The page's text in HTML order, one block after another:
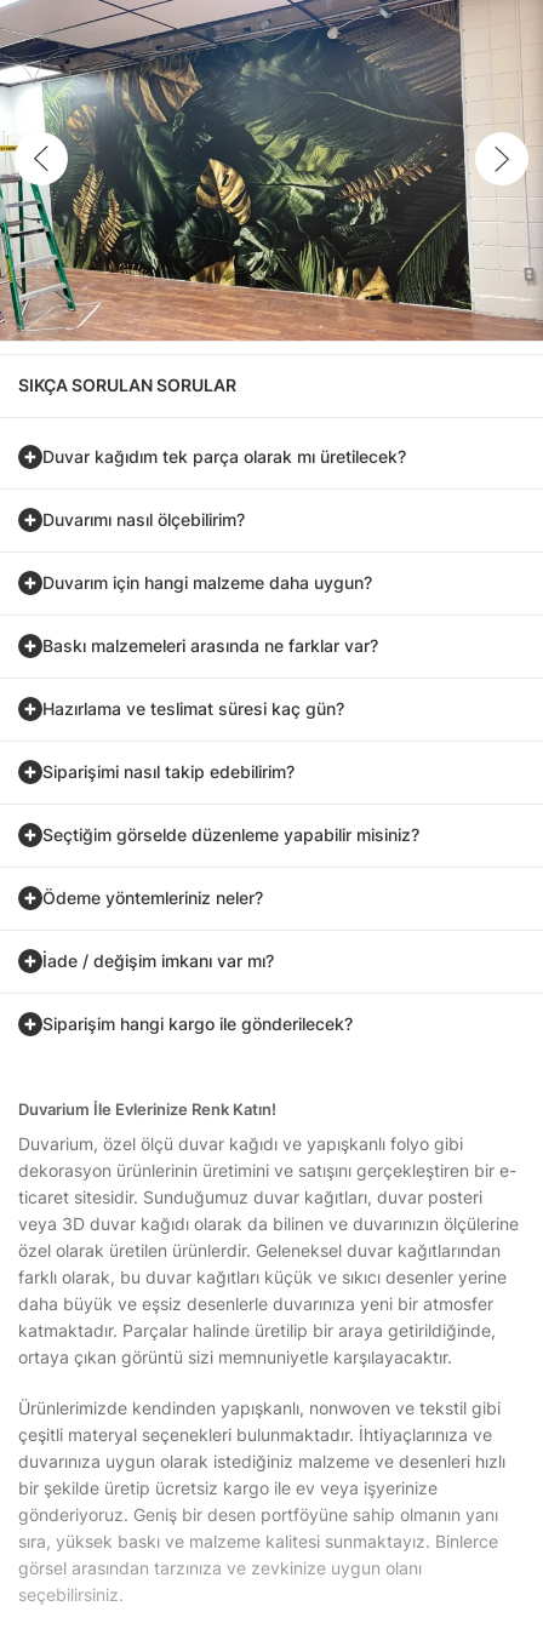
SIKÇA SORULAN SORULAR
Duvar kağıdım tek parça olarak mı üretilecek?
Duvarımı nasıl ölçebilirim?
Duvarım için hangi malzeme daha uygun?
Baskı malzemeleri arasında ne farklar var?
Hazırlama ve teslimat süresi kaç gün?
Siparişimi nasıl takip edebilirim?
Seçtiğim görselde düzenleme yapabilir misiniz?
Ödeme yöntemleriniz neler?
İade / değişim imkanı var mı?
Siparişim hangi kargo ile gönderilecek?
Duvarium İle Evlerinize Renk Katın!
Duvarium, özel ölçü duvar kağıdı ve yapışkanlı folyo gibi
dekorasyon ürünlerinin üretimini ve satışını gerçekleştiren bir e-
ticaret sitesidir. Sunduğumuz duvar kağıtları, duvar posteri
veya 3D duvar kağıdı olarak da bilinen ve duvarınızın ölçülerine
özel olarak üretilen ürünlerdir. Geleneksel duvar kağıtlarından
farklı olarak, bu duvar kağıtları küçük ve sıkıcı desenler yerine
daha büyük ve eşsiz desenlerle duvarınıza yeni bir atmosfer
katmaktadır. Parçalar halinde üretilip bir araya getirildiğinde,
ortaya çıkan görüntü sizi memnuniyetle karşılayacaktır.
Ürünlerimizde kendinden yapışkanlı, nonwoven ve tekstil gibi
çeşitli materyal seçenekleri bulunmaktadır. İhtiyaçlarınıza ve
duvarınıza uygun olarak istediğiniz malzeme ve desenleri hızlı
bir şekilde üretip ücretsiz kargo ile ev veya işyerinize
gönderiyoruz. Geniş bir desen portföyüne sahip olmanın yanı
sıra, yüksek baskı ve malzeme kalitesi sunmaktayız. Binlerce
görsel arasından tarzınıza ve zevkinize uygun olanı
seçebilirsiniz.